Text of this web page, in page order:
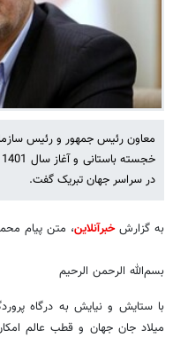
معاون رئیس جمهور و رئیس
در سراسر جهان تبریک گفت.
به گزارشخبرآنلاین، متن پیام
بسم‌الله الرحمن الرحیم
با ستایش و نیایش به درگاه
میلاد جان جهان و قطب عالم